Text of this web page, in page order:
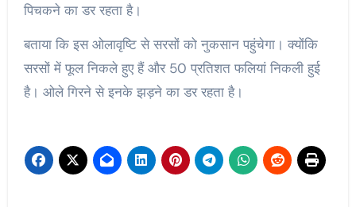
पिचकने का डर रहता है।
बताया कि इस ओलावृष्टि से सरसों को नुकसान पहुंचेगा। क्योंकि
सरसों में फूल निकले हुए हैं और 50 प्रतिशत फलियां निकली हुई
है। ओले गिरने से इनके झड़ने का डर रहता है।